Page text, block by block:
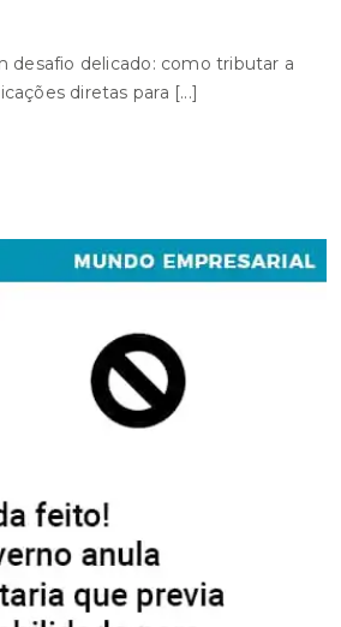
desafio delicado: como tributar a
diretas para [...]